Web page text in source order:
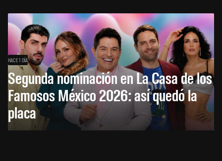
HACE 1 DÍA
Segunda nominación en La Casa de los
Famosos México 2026: así quedó la
placa